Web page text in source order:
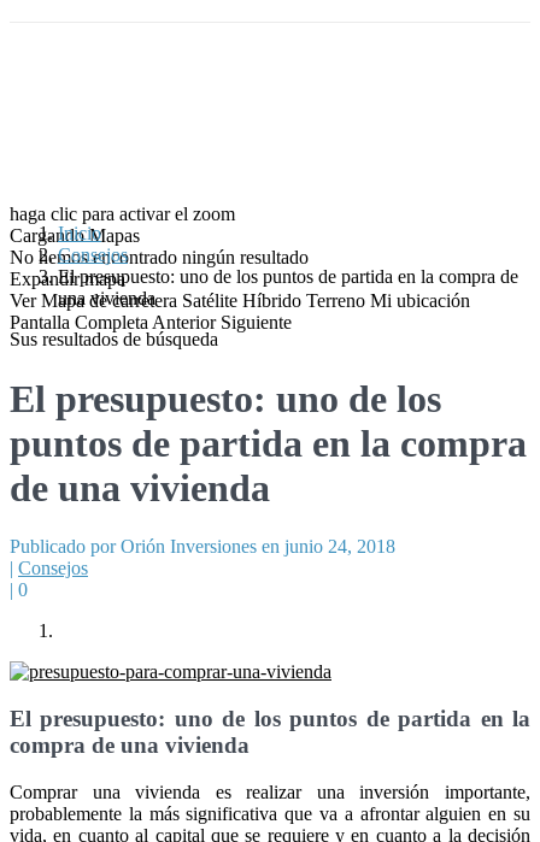
haga clic para activar el zoom
Cargando Mapas
No hemos encontrado ningún resultado
Expandir mapa
Ver Mapa de carretera Satélite Híbrido Terreno Mi ubicación
Pantalla Completa Anterior Siguiente
Inicio
Consejos
El presupuesto: uno de los puntos de partida en la compra de
una vivienda
Sus resultados de búsqueda
El presupuesto: uno de los
puntos de partida en la compra
de una vivienda
Publicado por Orión Inversiones en junio 24, 2018
| Consejos
| 0
El presupuesto: uno de los puntos de partida en la
compra de una vivienda
Comprar una vivienda es realizar una inversión importante,
probablemente la más significativa que va a afrontar alguien en su
vida, en cuanto al capital que se requiere y en cuanto a la decisión